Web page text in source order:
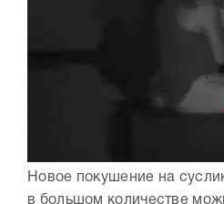
Новое покушение на
в большом количестве